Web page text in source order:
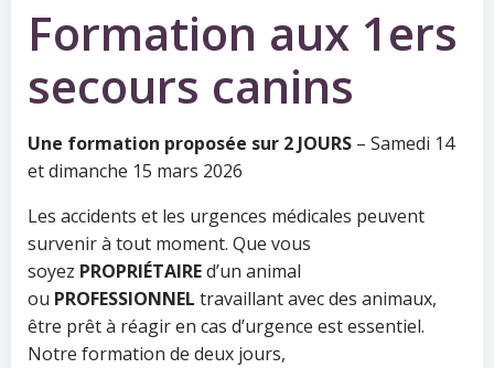
Formation aux 1ers
secours canins
Une formation proposée sur 2 JOURS – Samedi 14
et dimanche 15 mars 2026
Les accidents et les urgences médicales peuvent
survenir à tout moment. Que vous
soyez PROPRIÉTAIREd’un animal
ou PROFESSIONNEL travaillant avec des animaux,
être prêt à réagir en cas d’urgence est essentiel.
Notre formation de deux jours,